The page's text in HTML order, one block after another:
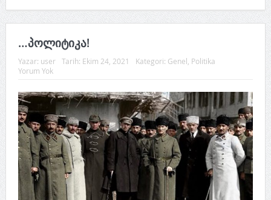
…პოლიტიკა!
Yazar: user Tarih: Ekim 24, 2021 Kategori: Genel Politika
Yorum Yok